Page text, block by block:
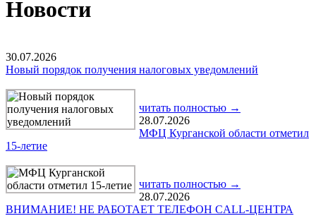
Новости
30.07.2026
Новый порядок получения налоговых уведомлений
читать полностью →
28.07.2026
МФЦ Курганской области отметил
15-летие
читать полностью →
28.07.2026
ВНИМАНИЕ! НЕ РАБОТАЕТ ТЕЛЕФОН CALL-ЦЕНТРА